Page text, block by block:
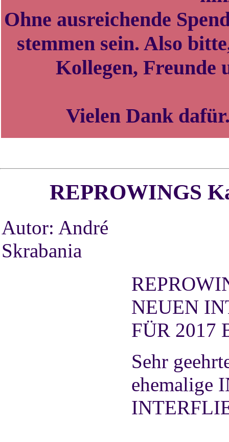
Ohne ausreichende
stemmen sein. Also
Kollegen, Freunde
Vielen Dank
REPROWINGS
Autor: André
Skrabania
NEUEN
FÜR 2017
Sehr
ehemalige